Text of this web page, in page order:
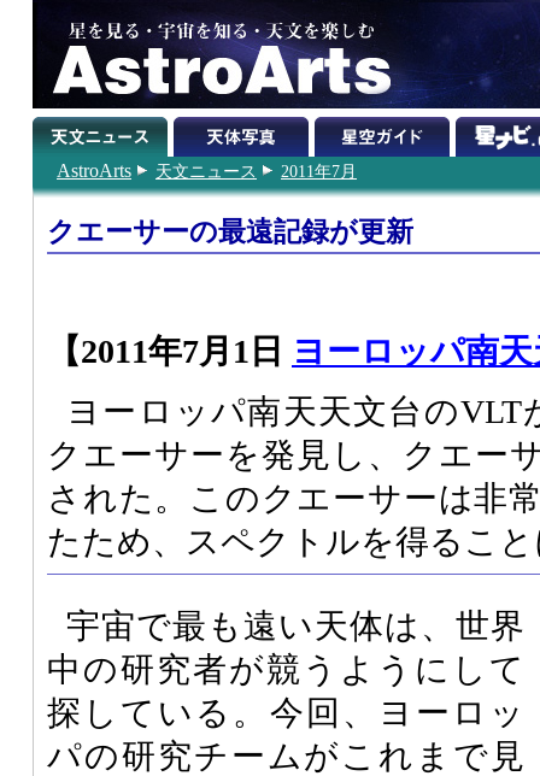
AstroArts 天文ニュース 2011年7月
クエーサーの最遠記録が更新
【2011年7月1日 ヨーロッパ南
ヨーロッパ南天天文台のVLT
クエーサーを発見し、クエー
された。このクエーサーは非
たため、スペクトルを得るこ
宇宙で最も遠い天体は、世界
中の研究者が競うようにして
探している。今回、ヨーロッ
パの研究チームがこれまで見